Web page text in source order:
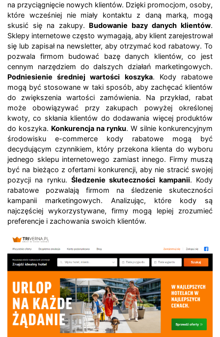
na przyciągnięcie nowych klientów. Dzięki promocjom, osoby,
które wcześniej nie miały kontaktu z daną marką, mogą
skusić się na zakupy. Budowanie bazy danych klientów.
Sklepy internetowe często wymagają, aby klient zarejestrował
się lub zapisał na newsletter, aby otrzymać kod rabatowy. To
pozwala firmom budować bazę danych klientów, co jest
cennym narzędziem do dalszych działań marketingowych.
Podniesienie średniej wartości koszyka. Kody rabatowe
mogą być stosowane w taki sposób, aby zachęcać klientów
do zwiększenia wartości zamówienia. Na przykład, rabat
może obowiązywać przy zakupach powyżej określonej
kwoty, co skłania klientów do dodawania więcej produktów
do koszyka. Konkurencja na rynku. W silnie konkurencyjnym
środowisku e-commerce kody rabatowe mogą być
decydującym czynnikiem, który przekona klienta do wyboru
jednego sklepu internetowego zamiast innego. Firmy muszą
być na bieżąco z ofertami konkurencji, aby nie stracić swojej
pozycji na rynku. Śledzenie skuteczności kampanii. Kody
rabatowe pozwalają firmom na śledzenie skuteczności
kampanii marketingowych. Analizując, które kody są
najczęściej wykorzystywane, firmy mogą lepiej zrozumieć
preferencje i zachowania swoich klientów.